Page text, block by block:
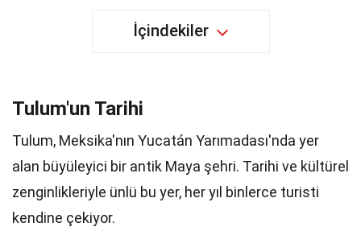
İçindekiler
Tulum'un Tarihi
Tulum, Meksika'nın Yucatán Yarımadası'nda yer
alan büyüleyici bir antik Maya şehri. Tarihi ve kültürel
zenginlikleriyle ünlü bu yer, her yıl binlerce turisti
kendine çekiyor.